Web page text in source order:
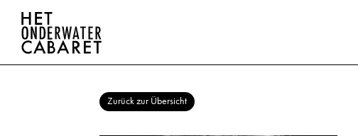
Zurück zur Übersicht